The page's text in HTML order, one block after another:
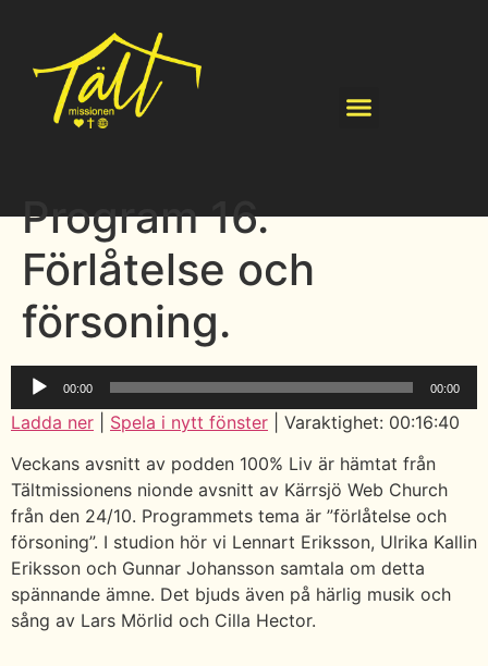
Program 16.
Förlåtelse och
försoning.
Ljudspelare
00:00 00:00
Ladda ner Spela i nytt fönster
Varaktighet: 00:16:40
Veckans avsnitt av podden 100% Liv är hämtat från
Tältmissionens nionde avsnitt av Kärrsjö Web Church
från den 24/10. Programmets tema är ”förlåtelse och
försoning”. I studion hör vi Lennart Eriksson, Ulrika Kallin
Eriksson och Gunnar Johansson samtala om detta
spännande ämne. Det bjuds även på härlig musik och
sång av Lars Mörlid och Cilla Hector.